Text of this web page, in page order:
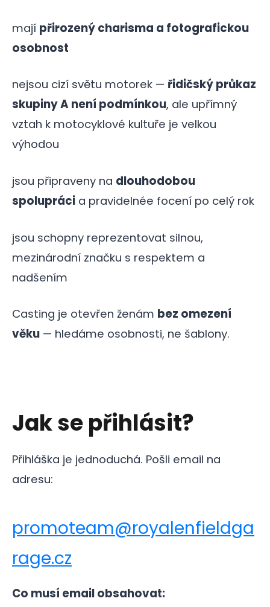
mají přirozený charisma a fotografickou
osobnost
nejsou cizí světu motorek — řidičský průkaz
skupiny A není podmínkou, ale upřímný
vztah k motocyklové kultuře je velkou
výhodou
jsou připraveny na dlouhodobou
spolupráci a pravidelnée focení po celý rok
jsou schopny reprezentovat silnou,
mezinárodní značku s respektem a
nadšením
Casting je otevřen ženám bez omezení
věku — hledáme osobnosti, ne šablony.
Jak se přihlásit?
Přihláška je jednoduchá. Pošli email na
adresu:
promoteam@royalenfieldga
rage.cz
Co musí email obsahovat: